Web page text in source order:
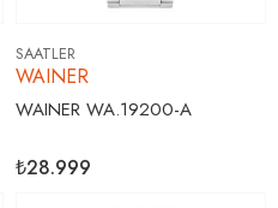
SAATLER
WAINER
WAINER WA.19200-A
₺28.999